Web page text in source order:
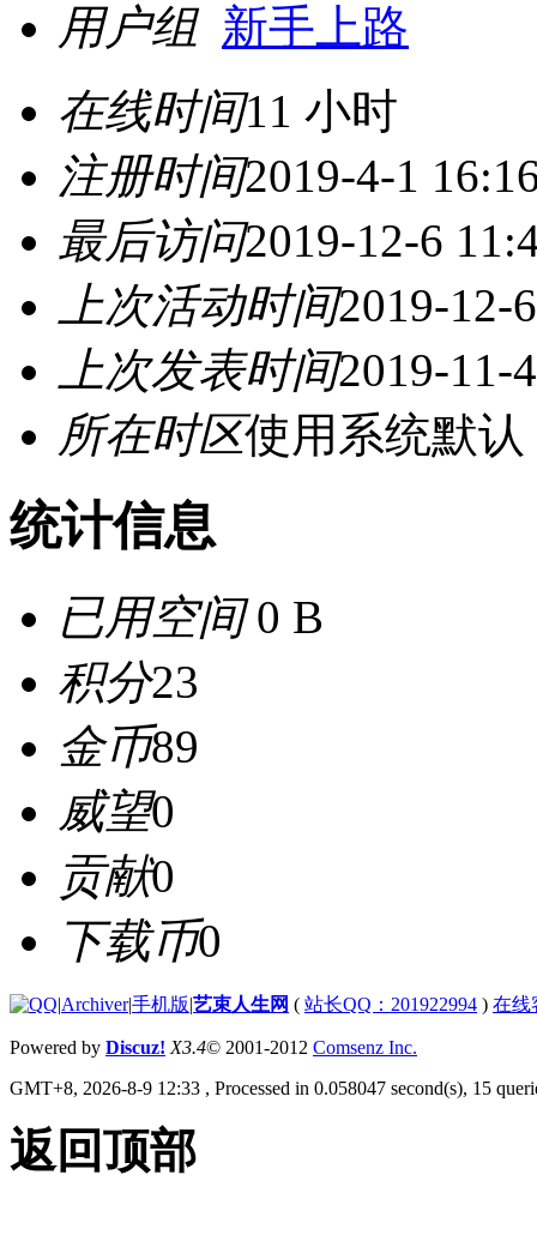
用户组 新手上路
在线时间11 小时
注册时间2019-4-1
最后访问2019-12-6
上次活动时间2019-12-
上次发表时间2019-11-
所在时区使用系统默认
统计信息
已用空间0 B
积分23
金币89
威望0
贡献0
下载币0
|Archiver|手机版|艺束人生网 ( 站长QQ：201922994 ) 在线
Powered by Discuz! X3.4© 2001-2012 Comsenz Inc.
GMT+8, 2026-8-9 12:33 , Processed in 0.058047 second(s), 15
返回顶部